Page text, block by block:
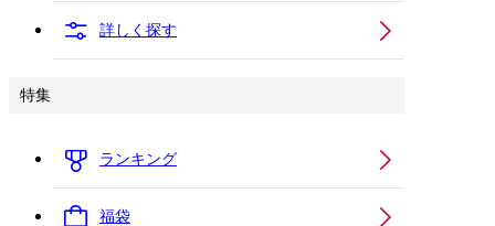
詳しく探す
特集
ランキング
福袋